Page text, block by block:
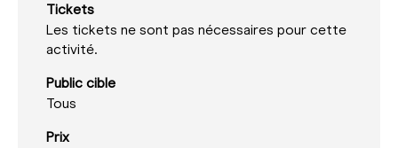
Tickets
Les tickets ne sont pas nécessaires pour cette
activité.
Public cible
Tous
Prix